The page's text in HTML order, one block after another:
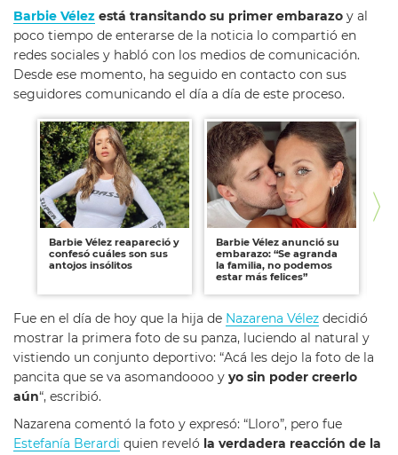
Barbie Vélez está transitando su primer embarazo y al
poco tiempo de enterarse de la noticia lo compartió en
redes sociales y habló con los medios de comunicación.
Desde ese momento, ha seguido en contacto con sus
seguidores comunicando el día a día de este proceso.
Barbie Vélez reapareció y
confesó cuáles son sus
antojos insólitos
Barbie Vélez anunció su
embarazo: “Se agranda
la familia, no podemos
estar más felices”
Fue en el día de hoy que la hija de Nazarena Vélez decidió
mostrar la primera foto de su panza, luciendo al natural y
vistiendo un conjunto deportivo: “Acá les dejo la foto de la
pancita que se va asomandoooo y yo sin poder creerlo
aún“, escribió.
Nazarena comentó la foto y expresó: “Lloro”, pero fue
Estefanía Berardi quien reveló la verdadera reacción de la